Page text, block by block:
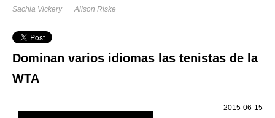
Sachia Vickery
Alison Riske
Dominan varios idiomas las tenistas de la
WTA
2015-06-15